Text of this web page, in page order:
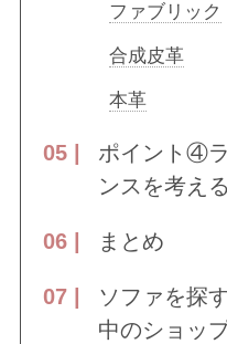
ファブリック
合成皮革
本革
ポイント④
ンスを考える
まとめ
ソファを探
中のショッ